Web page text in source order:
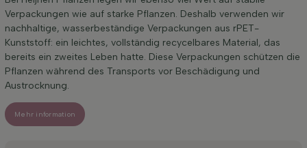
Verpackungen wie auf starke Pflanzen. Deshalb verwenden wir
nachhaltige, wasserbeständige Verpackungen aus rPET-
Kunststoff: ein leichtes, vollständig recycelbares Material, das
bereits ein zweites Leben hatte. Diese Verpackungen schützen die
Pflanzen während des Transports vor Beschädigung und
Austrocknung.
Mehr information